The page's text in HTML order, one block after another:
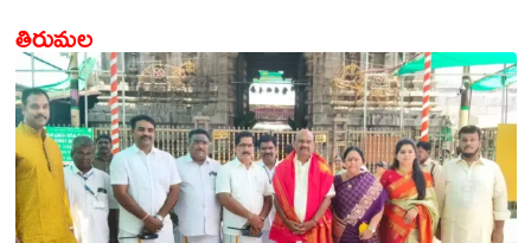
తెలంగాణలలో
వానల
మోతే..!
తిరుమల